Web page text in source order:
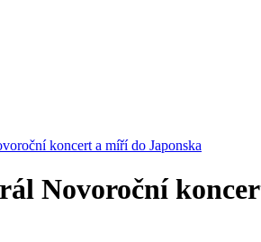
koncert a míří do Japonska
Novoroční